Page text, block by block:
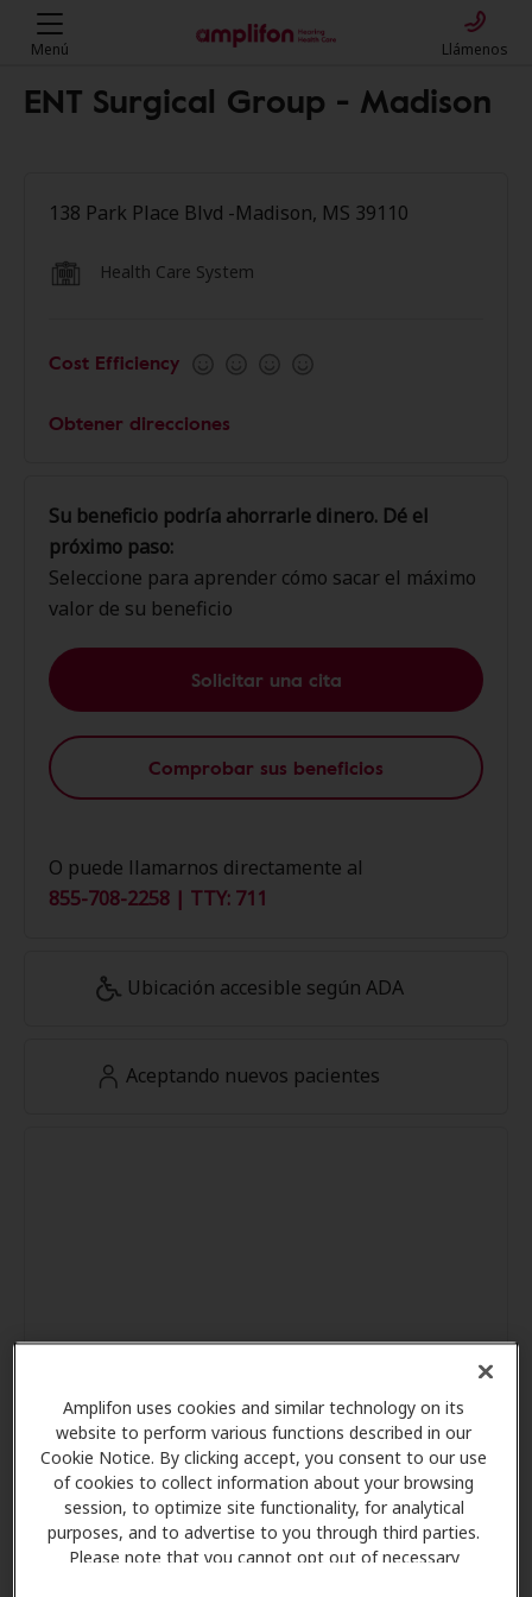
Amplifon uses cookies and similar technology on its
website to perform various functions described in our
Cookie Notice. By clicking accept, you consent to our use
of cookies to collect information about your browsing
session, to optimize site functionality, for analytical
purposes, and to advertise to you through third parties.
Please note that you cannot opt out of necessary
Menú Llámenos
ENT Surgical Group - Madison
138 Park Place Blvd -Madison, MS 39110
Health Care System
Cost Efficiency
Obtener direcciones
Su beneficio podría ahorrarle dinero. Dé el
próximo paso:
Seleccione para aprender cómo sacar el máximo
valor de su beneficio
Solicitar una cita
Comprobar sus beneficios
O puede llamarnos directamente al
855-708-2258 | TTY: 711
Ubicación accesible según ADA
Aceptando nuevos pacientes